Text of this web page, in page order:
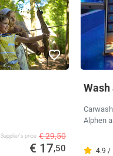
Supplier's price € 29,50
€ 17,50
Wash
Alphen
4.9 /